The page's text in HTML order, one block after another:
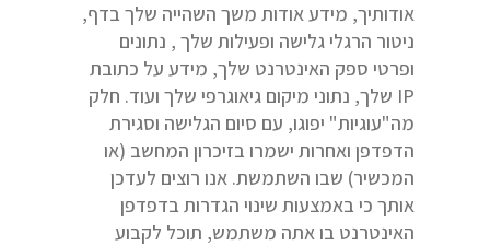
אודותיך, מידע אודות משך השהייה שלך בדף,
ניטור הרגלי גלישה ופעילות שלך , נתונים
ופרטי ספק האינטרנט שלך, מידע על כתובת
IP שלך, נתוני מיקום גיאוגרפי שלך ועוד. חלק
מה"עוגיות" יפוגו, עם סיום הגלישה וסגירת
הדפדפן ואחרות ישמרו בזיכרון המחשב (או
המכשיר) שבו השתמשת. אנו רוצים לעדכן
אותך כי באמצעות שינוי הגדרות בדפדפן
האינטרנט בו אתה משתמש, תוכל לקבוע